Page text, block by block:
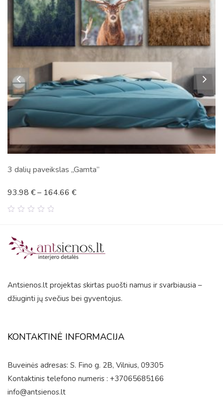
3 dalių paveikslas „Gamta”
5
93.98 €– 164.66 €
Antsienos.lt projektas skirtas puošti namus ir svarbiausia –
džiuginti jų svečius bei gyventojus.
KONTAKTINĖ INFORMACIJA
Buveinės adresas: S. Fino g. 2B, Vilnius, 09305
Kontaktinis telefono numeris : +37065685166
info@antsienos.lt